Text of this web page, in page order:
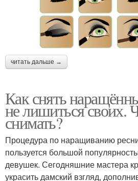
читать дальше →
Как снять
не лишиться своих.
снимать?
Процедура по наращиванию
пользуется большой
девушек. Сегодняшние мастера
украсить дамский взгляд,